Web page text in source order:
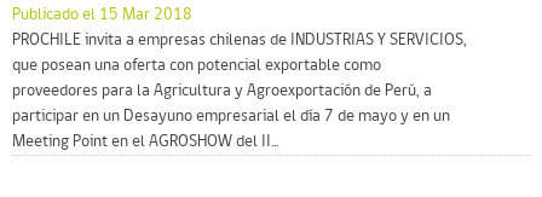
Publicado el 15 Mar 2018
PROCHILE invita a empresas chilenas de INDUSTRIAS Y SERVICIOS,
que posean una oferta con potencial exportable como
proveedores para la Agricultura y Agroexportación de Perú, a
participar en un Desayuno empresarial el día 7 de mayo y en un
Meeting Point en el AGROSHOW del II...